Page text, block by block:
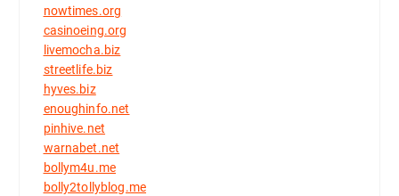
nowtimes.org
casinoeing.org
livemocha.biz
streetlife.biz
hyves.biz
enoughinfo.net
pinhive.net
warnabet.net
bollym4u.me
bolly2tollyblog.me